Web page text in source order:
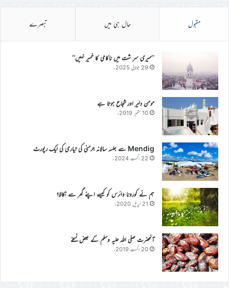
مقبول حال ہی میں تبصرے
’’میری سر شت میں ناکامی کا خمیر نہیں‘‘
29 جولائی 2025ء
مومن دلیر اور شجاع ہوتا ہے
10 ستمبر 2019ء
Mendig سے جلسہ سالانہ جرمنی کی تیاری کی ایک رپورٹ
22 اگست 2024ء
ہم نے کورونا وائرس کو کیسے اپنے گھر سے نکالا؟
21 اپریل 2020ء
آنحضرت صلی اللہ علیہ وسلم کے بعض نسخے
20 اگست 2019ء